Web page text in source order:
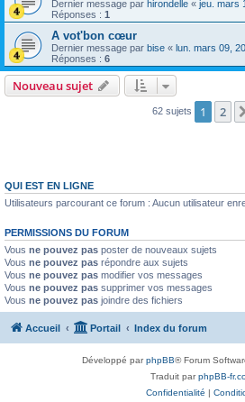
Dernier message par hirondelle « jeu. mars
Réponses : 1
A vot'bon cœur
Dernier message par bise « lun. mars 09,
Réponses : 6
Nouveau sujet
62 sujets 1 2
QUI EST EN LIGNE
Utilisateurs parcourant ce forum : Aucun utilisateur
PERMISSIONS DU FORUM
Vous ne pouvez pas poster de nouveaux sujets
Vous ne pouvez pas répondre aux sujets
Vous ne pouvez pas modifier vos messages
Vous ne pouvez pas supprimer vos messages
Vous ne pouvez pas joindre des fichiers
Accueil Portail Index du forum
Développé parphpBB® Forum
Traduit parphpBB-
Confidentialité |